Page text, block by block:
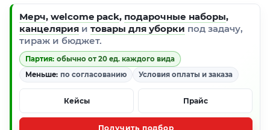
Мерч, welcome pack, подарочные наборы,
канцелярия и товары для уборки под задачу,
тираж и бюджет.
Партия: обычно от 20 ед. каждого вида
Меньше: по согласованию Условия оплаты и заказа
Кейсы Прайс
Получить подбор